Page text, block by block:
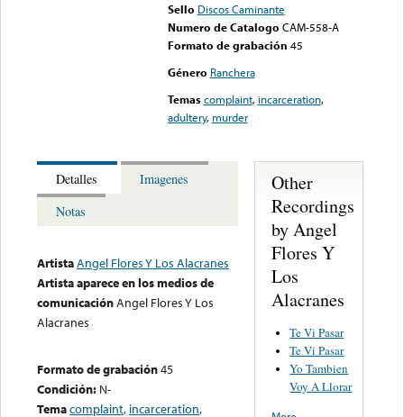
Sello Discos Caminante
Numero de Catalogo CAM-558-A
Formato de grabación 45
Género Ranchera
Temas complaint, incarceration,
adultery, murder
Detalles
Imagenes
Notas
ArtistaAngel Flores Y Los Alacranes
Artista aparece en los medios de
comunicaciónAngel Flores Y Los
Alacranes
Formato de grabación45
Condición: N-
Temacomplaint, incarceration,
Other
Recordings
by Angel
Flores Y
Los
Alacranes
Te Vi Pasar
Te Vi Pasar
Yo Tambien
Voy A Llorar